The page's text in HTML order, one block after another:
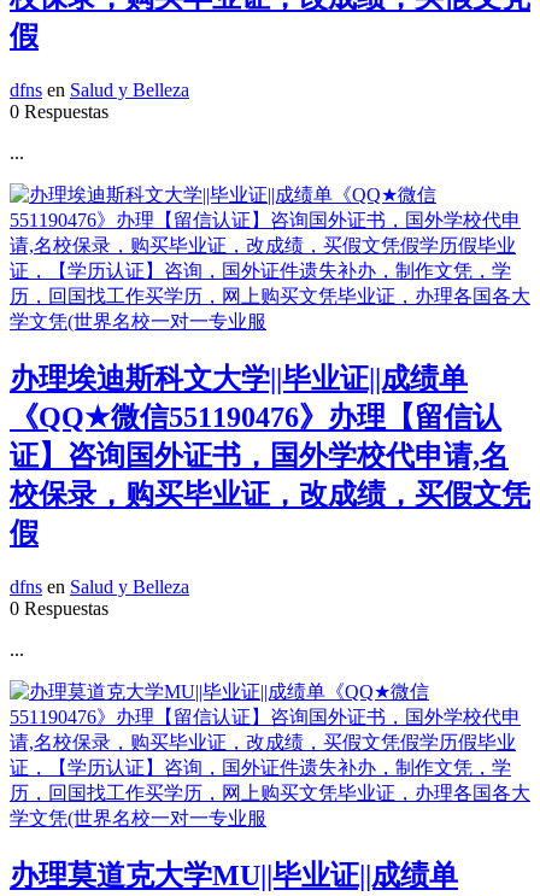
假
dfns en Salud y Belleza
0 Respuestas
...
办理埃迪斯科文大学||毕业证||成绩单
《QQ★微信551190476》办理【留信认
证】咨询国外证书，国外学校代申请,名
校保录，购买毕业证，改成绩，买假文凭
假
dfns en Salud y Belleza
0 Respuestas
...
办理莫道克大学MU||毕业证||成绩单